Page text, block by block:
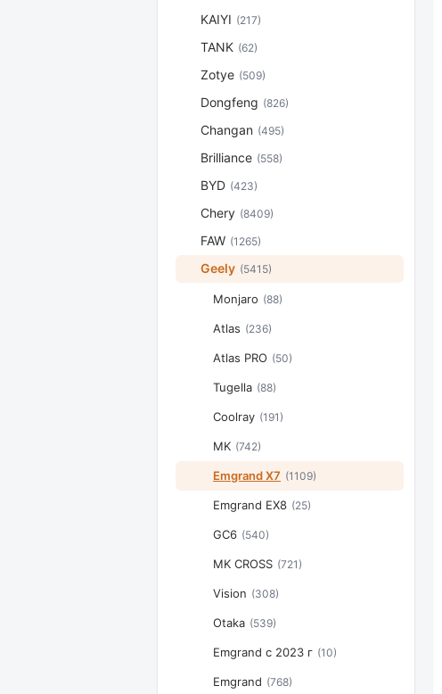
KAIYI (217)
TANK (62)
Zotye (509)
Dongfeng (826)
Changan (495)
Brilliance (558)
BYD (423)
Chery (8409)
FAW (1265)
Geely (5415)
Monjaro (88)
Atlas (236)
Atlas PRO (50)
Tugella (88)
Coolray (191)
MK (742)
Emgrand X7 (1109)
Emgrand EX8 (25)
GC6 (540)
MK CROSS (721)
Vision (308)
Otaka (539)
Emgrand с 2023 г (10)
Emgrand (768)